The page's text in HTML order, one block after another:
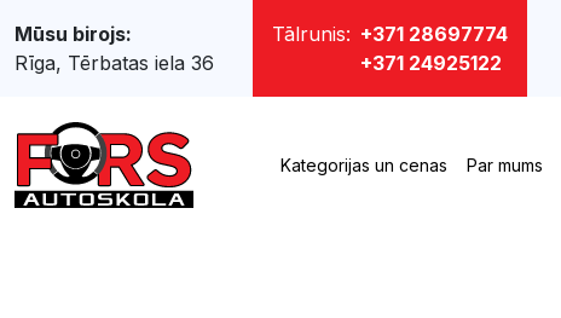
Mūsu birojs:
Rīga, Tērbatas iela 36
Tālrunis: +371 28697774
+371 24925122
Kategorijas un cenas Par mums